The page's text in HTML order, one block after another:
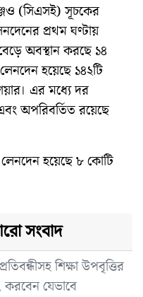
(সিএসই) সূচকের
প্রথম ঘণ্টায়
অবস্থান করছে ১৪
হয়েছে ১৪২টি
এর মধ্যে দর
অপরিবর্তিত রয়েছে
লেনদেন হয়েছে ৮ কোটি
সংবাদ
শিক্ষা উপবৃত্তির
যেভাবে